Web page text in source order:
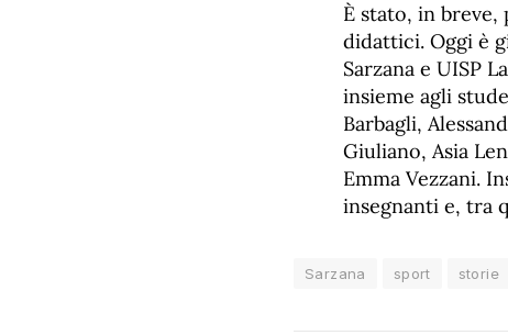
È stato, in
didattici. Oggi è
Sarzana e UISP
insieme agli
Barbagli,
Giuliano, Asia
Emma Vezzani.
insegnanti e, tra
Sarzana sport storie